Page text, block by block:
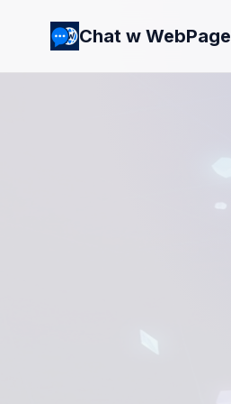
Chat w WebPage